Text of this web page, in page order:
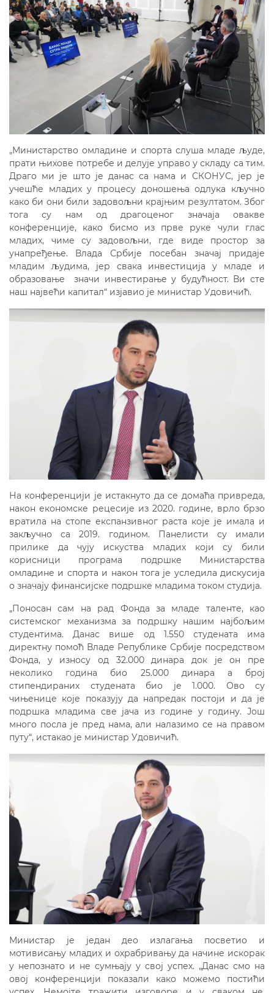
„Министарство омладине и спорта слуша младе људе,
прати њихове потребе и делује управо у складу са тим.
Драго ми је што је данас са нама и СКОНУС, јер је
учешће младих у процесу доношења одлука кључно
како би они били задовољни крајњим резултатом. Због
тога су нам од драгоценог значаја овакве
конференције, како бисмо из прве руке чули глас
младих, чиме су задовољни, где виде простор за
унапређење. Влада Србије посебан значај придаје
младим људима, јер свака инвестиција у младе и
образовање значи инвестирање у будућност. Ви сте
наш највећи капитал“ изјавио је министар Удовичић.
На конференцији је истакнуто да се домаћа привреда,
након економске рецесије из 2020. године, врло брзо
вратила на стопе експанзивног раста које је имала и
закључно са 2019. годином. Панелисти су имали
прилике да чују искуства младих који су били
корисници програма подршке Министарства
омладине и спорта и након тога је уследила дискусија
о значају финансијске подршке младима током студија.
„Поносан сам на рад Фонда за младе таленте, као
системског механизма за подршку нашим најбољим
студентима. Данас више од 1.550 студената има
директну помоћ Владе Републике Србије посредством
Фонда, у износу од 32.000 динара док је он пре
неколико година био 25.000 динара а број
стипендираних студената био је 1.000. Ово су
чињенице које показују да напредак постоји и да је
подршка младима све јача из године у годину. Још
много посла је пред нама, али налазимо се на правом
путу“, истакао је министар Удовичић.
Министар је један део излагања посветио и
мотивисању младих и охрабривању да начине искорак
у непознато и не сумњају у свој успех. „Данас смо на
овој конференцији показали како можемо постићи